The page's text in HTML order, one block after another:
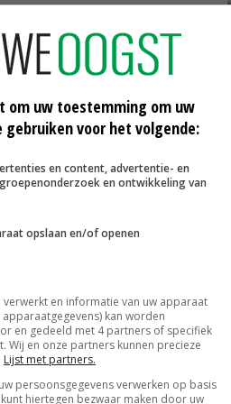
de glyfosaat-discussie in
voor minder
we minder hoeven te
toe te laten in de EU. 'We
te zorgen dat de feiten het
handelspraktijken in de
de publieke consultatie
om uw toestemming om uw
voor het volgende:
en content, advertentie- en
en ontwikkeling van
opslaan en/of openen
en informatie van uw apparaat
kan worden
en gedeeld met 4 partners of specifiek
Wij en onze partners kunnen precieze
Lijst met partners.
persoonsgegevens verwerken op basis
hiertegen bezwaar maken door uw